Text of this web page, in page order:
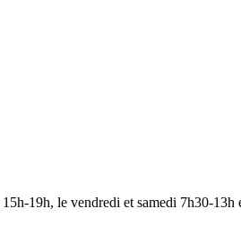
19h, le vendredi et samedi 7h30-13h